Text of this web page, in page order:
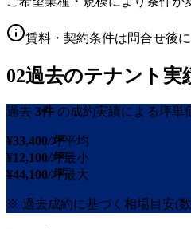
賃料・契約条件は問合せ後
02過去のテナント実
過去 3件 の成約実績による坪単
¥33,400/坪平均
¥12,100/坪最小
¥44,100/坪最大
※ 過去成約に基づく相場目安(